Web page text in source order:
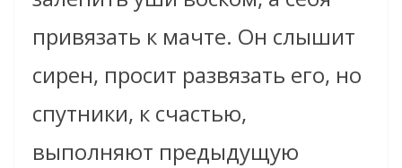
привязать к мачте. Он слышит
сирен, просит развязать его, но
спутники, к счастью,
выполняют предыдущую